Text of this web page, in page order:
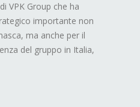
VPK Group che ha
importante non
ma anche per il
del gruppo in Italia,